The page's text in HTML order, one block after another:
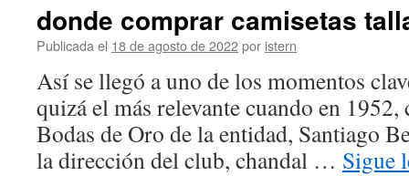
donde comprar camisetas
Publicada el 18 de agosto de 2022por istern
Así se llegó a uno de los momentos
quizá el más relevante cuando en
Bodas de Oro de la entidad, Santiago
la dirección del club, chandal … Sigue